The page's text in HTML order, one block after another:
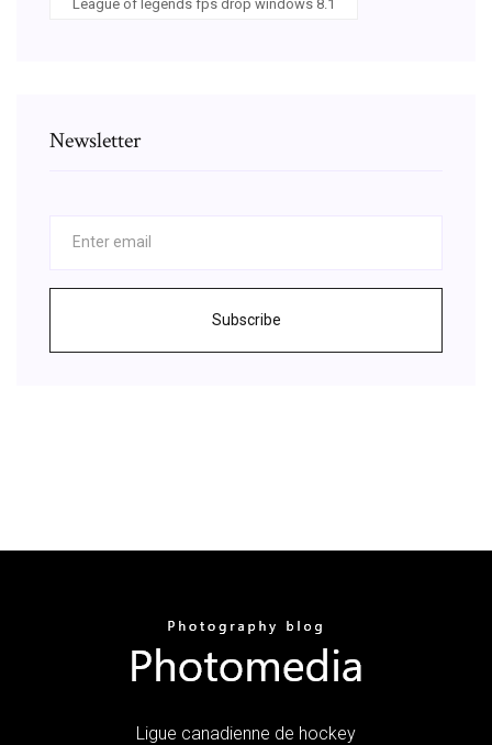
League of legends fps drop windows 8.1
Newsletter
Subscribe
Ligue canadienne de hockey